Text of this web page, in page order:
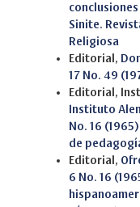
conclusiones
Sinite.
Religiosa
Editorial,
17 No. 49
Editorial,
Instituto
No. 16
de
Editorial,
6 No. 16